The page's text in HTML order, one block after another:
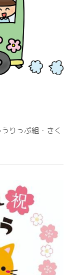
りっぷ組・きく